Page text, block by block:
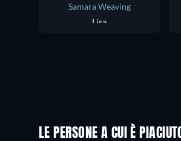
Samara Weaving
Lisa
LE PERSONE A CUI È